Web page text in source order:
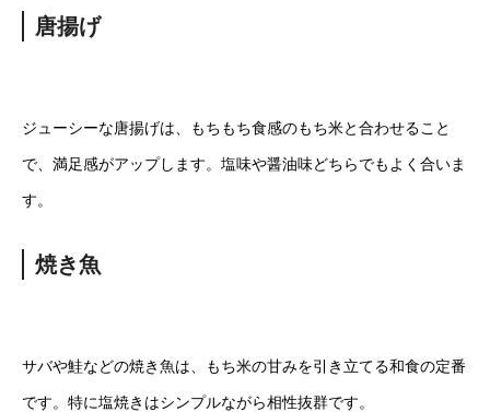
唐揚げ
ジューシーな唐揚げは、もちもち食感のもち米と合わせること
で、満足感がアップします。塩味や醤油味どちらでもよく合いま
す。
焼き魚
サバや鮭などの焼き魚は、もち米の甘みを引き立てる和食の定番
です。特に塩焼きはシンプルながら相性抜群です。